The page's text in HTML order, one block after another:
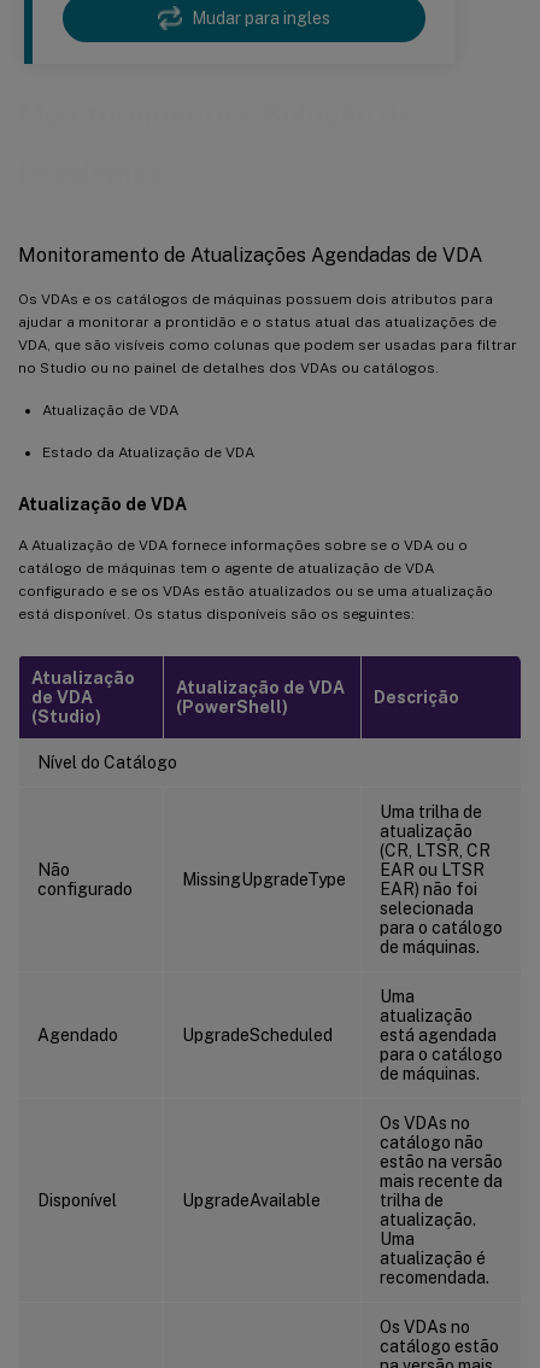
Mudar para ingles
Monitoramento de Atualizações Agendadas de VDA
Os VDAs e os catálogos de máquinas possuem dois atributos para
ajudar a monitorar a prontidão e o status atual das atualizações de
VDA, que são visíveis como colunas que podem ser usadas para filtrar
no Studio ou no painel de detalhes dos VDAs ou catálogos.
Atualização de VDA
Estado da Atualização de VDA
Atualização de VDA
A Atualização de VDA fornece informações sobre se o VDA ou o
catálogo de máquinas tem o agente de atualização de VDA
configurado e se os VDAs estão atualizados ou se uma atualização
está disponível. Os status disponíveis são os seguintes:
Atualização
de VDA
(Studio)
Atualização de VDA
(PowerShell)
Descrição
Nível do Catálogo
Não
configurado
MissingUpgradeType
Uma trilha de
atualização
(CR, LTSR, CR
EAR ou LTSR
EAR) não foi
selecionada
para o catálogo
de máquinas.
Agendado UpgradeScheduled
Uma
atualização
está agendada
para o catálogo
de máquinas.
Disponível UpgradeAvailable
Os VDAs no
catálogo não
estão na versão
mais recente da
trilha de
atualização.
Uma
atualização é
recomendada.
Os VDAs no
catálogo estão